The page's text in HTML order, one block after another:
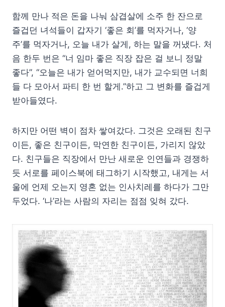
함께 만나 적은 돈을 나눠 삼겹살에 소주 한 잔으로
즐겁던 녀석들이 갑자기 ‘좋은 회’를 먹자거나, ‘양
주’를 먹자거나, 오늘 내가 살게, 하는 말을 꺼냈다. 처
음 한두 번은 “너 임마 좋은 직장 잡은 걸 보니 정말
좋다”, “오늘은 내가 얻어먹지만, 내가 교수되면 너희
들 다 모아서 파티 한 번 할게.”하고 그 변화를 즐겁게
받아들였다.
하지만 어떤 벽이 점차 쌓여갔다. 그것은 오래된 친구
이든, 좋은 친구이든, 막연한 친구이든, 가리지 않았
다. 친구들은 직장에서 만난 새로운 인연들과 경쟁하
듯 서로를 페이스북에 태그하기 시작했고, 내게는 서
울에 언제 오는지 영혼 없는 인사치레를 하다가 그만
두었다. ‘나’라는 사람의 자리는 점점 잊혀 갔다.